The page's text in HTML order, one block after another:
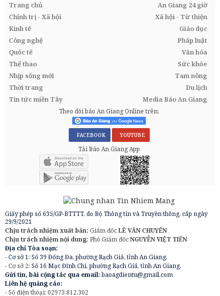
Trang chủ
An Giang 24 giờ
Chính trị - Xã hội
Xã hội - Từ thiện
Kinh tế
Giáo dục
Công nghệ
Pháp luật
Quốc tế
Văn hóa
Thể thao
Sức khỏe
Nhịp sống mới
Tam nông
Thời trang
Du lịch
Tin tức miền Tây
Media Báo An Giang
Theo dõi báo An Giang Online trên:
FACEBOOK YOUTUBE
Tải Báo An Giang App
Giấy phép số 635/GP-BTTTT, do Bộ Thông tin và Truyền thông, cấp ngày
29/9/2021
Chịu trách nhiệm xuất bản: Giám đốcLÊ VĂN CHUYỂN
Chịu trách nhiệm nội dung: Phó Giám đốcNGUYỄN VIỆT TIẾN
Địa chỉ Tòa soạn:
- Cơ sở 1: Số 39 Đống Đa, phường Rạch Giá, tỉnh An Giang.
- Cơ sở 2: Số 16 Mạc Đĩnh Chi, phường Rạch Giá, tỉnh An Giang.
Gửi tin, bài cộng tác qua email:baoagdientu@gmail.com
Liên hệ quảng cáo:
- Số điện thoại: 02973.812.302